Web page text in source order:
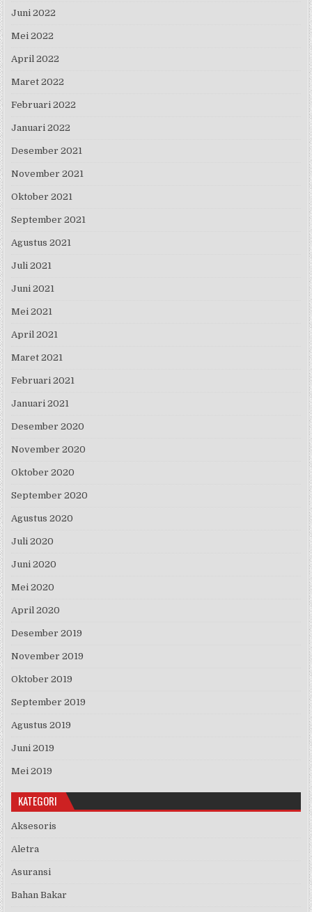
Juni 2022
Mei 2022
April 2022
Maret 2022
Februari 2022
Januari 2022
Desember 2021
November 2021
Oktober 2021
September 2021
Agustus 2021
Juli 2021
Juni 2021
Mei 2021
April 2021
Maret 2021
Februari 2021
Januari 2021
Desember 2020
November 2020
Oktober 2020
September 2020
Agustus 2020
Juli 2020
Juni 2020
Mei 2020
April 2020
Desember 2019
November 2019
Oktober 2019
September 2019
Agustus 2019
Juni 2019
Mei 2019
KATEGORI
Aksesoris
Aletra
Asuransi
Bahan Bakar